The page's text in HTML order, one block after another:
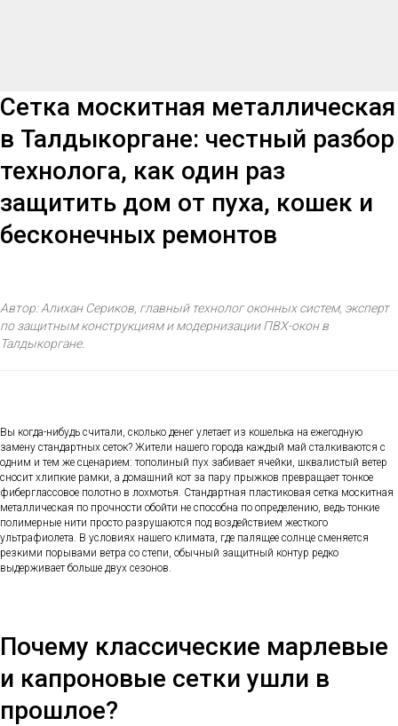
Сетка москитная металлическая
в Талдыкоргане: честный разбор
технолога, как один раз
защитить дом от пуха, кошек и
бесконечных ремонтов
Автор: Алихан Сериков, главный технолог оконных систем, эксперт
по защитным конструкциям и модернизации ПВХ-окон в
Талдыкоргане.
Вы когда-нибудь считали, сколько денег улетает из кошелька на ежегодную
замену стандартных сеток? Жители нашего города каждый май сталкиваются с
одним и тем же сценарием: тополиный пух забивает ячейки, шквалистый ветер
сносит хлипкие рамки, а домашний кот за пару прыжков превращает тонкое
фиберглассовое полотно в лохмотья. Стандартная пластиковая сетка москитная
металлическая по прочности обойти не способна по определению, ведь тонкие
полимерные нити просто разрушаются под воздействием жесткого
ультрафиолета. В условиях нашего климата, где палящее солнце сменяется
резкими порывами ветра со степи, обычный защитный контур редко
выдерживает больше двух сезонов.
Почему классические марлевые
и капроновые сетки ушли в
прошлое?